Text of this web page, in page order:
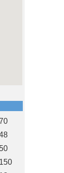
150